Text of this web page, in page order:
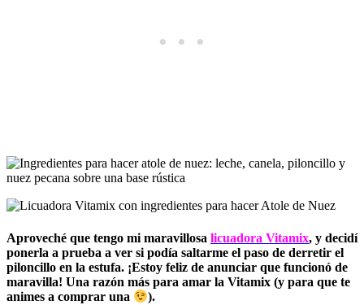
Aproveché que tengo mi maravillosa licuadora Vitamix, y decidí
ponerla a prueba a ver si podía saltarme el paso de derretir el
piloncillo en la estufa. ¡Estoy feliz de anunciar que funcionó de
maravilla! Una razón más para amar la Vitamix (y para que te
animes a comprar una
).